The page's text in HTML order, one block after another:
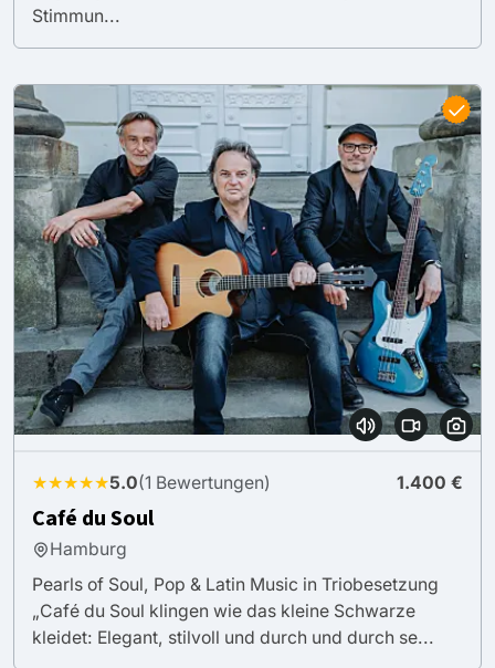
Stimmun...
★★★★★5.0(1 Bewertungen) 1.400 €
Café du Soul
Hamburg
Pearls of Soul, Pop & Latin Music in Triobesetzung
„Café du Soul klingen wie das kleine Schwarze
kleidet: Elegant, stilvoll und durch und durch se...